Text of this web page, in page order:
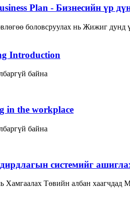
Plan - Бизнесийн үр
боловсруулах нь Жижиг дунд
Introduction
байна
in the workplace
байна
системийг
Хамгаалах Төвийн албан